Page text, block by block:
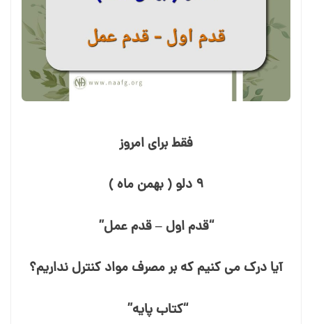
فقط برای امروز
۹ دلو ( بهمن ماه )
“قدم اول – قدم عمل”
آیا درک می⁯ کنیم که بر مصرف مواد کنترل نداریم؟
“کتاب پایه”